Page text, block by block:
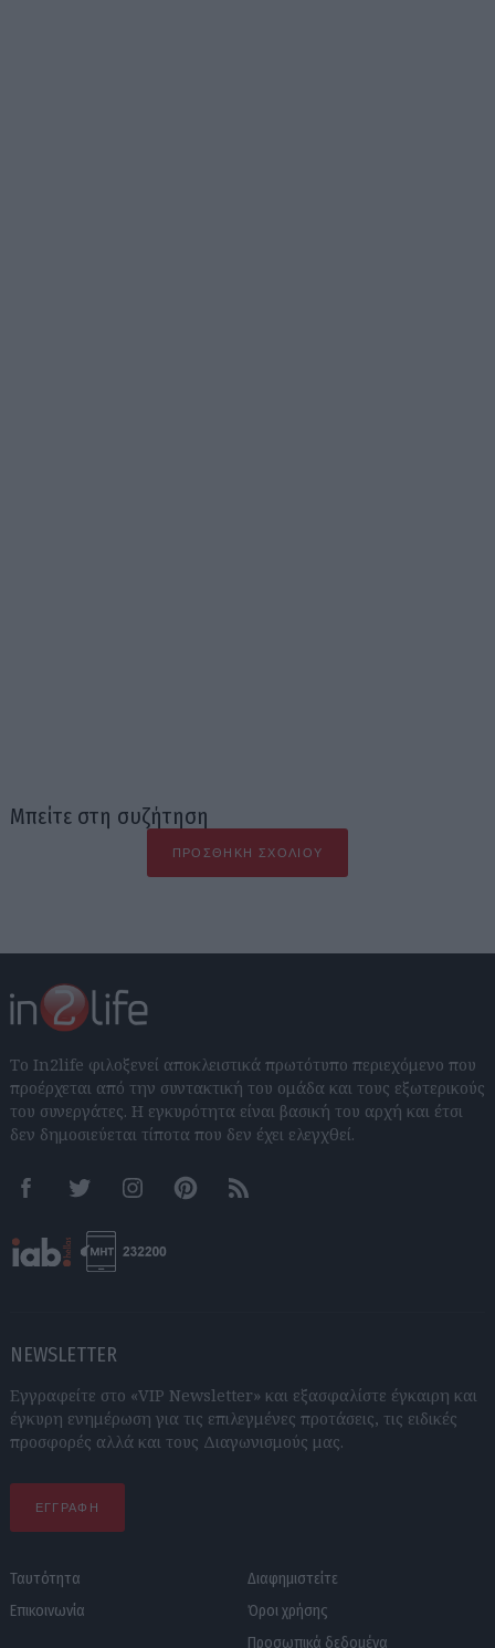
Μπείτε στη συζήτηση
ΠΡΟΣΘΉΚΗ ΣΧΟΛΊΟΥ
Το In2life φιλοξενεί αποκλειστικά πρωτότυπο περιεχόμενο που
προέρχεται από την συντακτική του ομάδα και τους εξωτερικούς
του συνεργάτες. Η εγκυρότητα είναι βασική του αρχή και έτσι
δεν δημοσιεύεται τίποτα που δεν έχει ελεγχθεί.
FacebookTwitter InstagramPinterestRSS feeds
NEWSLETTER
Εγγραφείτε στο «VIP Newsletter» και εξασφαλίστε έγκαιρη και
έγκυρη ενημέρωση για τις επιλεγμένες προτάσεις, τις ειδικές
προσφορές αλλά και τους Διαγωνισμούς μας.
ΕΓΓΡΑΦΗ
Ταυτότητα
Επικοινωνία
Διαφημιστείτε
Όροι χρήσης
Προσωπικά δεδομένα